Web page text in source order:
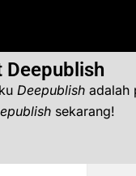
Deepublish
Deepublish adalah
sekarang!